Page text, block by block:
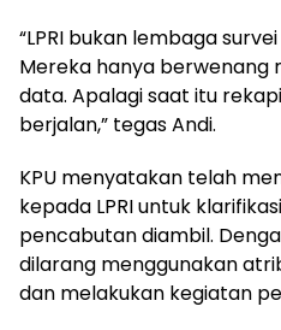
“LPRI bukan lembaga
Mereka hanya berwenang
data. Apalagi saat itu
berjalan,” tegas Andi.
KPU menyatakan telah
kepada LPRI untuk
pencabutan diambil.
dilarang menggunakan
dan melakukan kegiatan